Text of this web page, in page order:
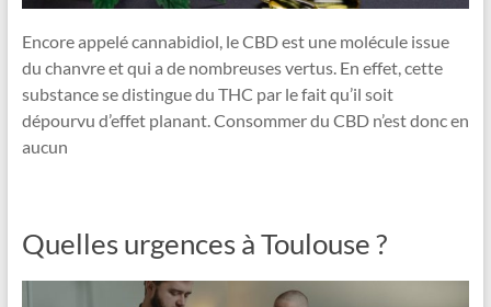
Encore appelé cannabidiol, le CBD est une molécule issue
du chanvre et qui a de nombreuses vertus. En effet, cette
substance se distingue du THC par le fait qu’il soit
dépourvu d’effet planant. Consommer du CBD n’est donc en
aucun
Quelles urgences à Toulouse ?